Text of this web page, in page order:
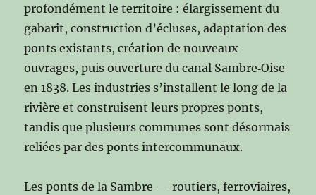
profondément le territoire : élargissement du
gabarit, construction d’écluses, adaptation des
ponts existants, création de nouveaux
ouvrages, puis ouverture du canal Sambre‑Oise
en 1838. Les industries s’installent le long de la
rivière et construisent leurs propres ponts,
tandis que plusieurs communes sont désormais
reliées par des ponts intercommunaux.
Les ponts de la Sambre — routiers, ferroviaires,